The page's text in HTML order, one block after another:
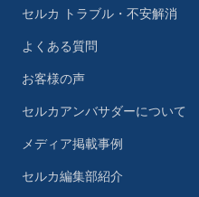
セルカ トラブル・不安解消
よくある質問
お客様の声
セルカアンバサダーについて
メディア掲載事例
セルカ編集部紹介